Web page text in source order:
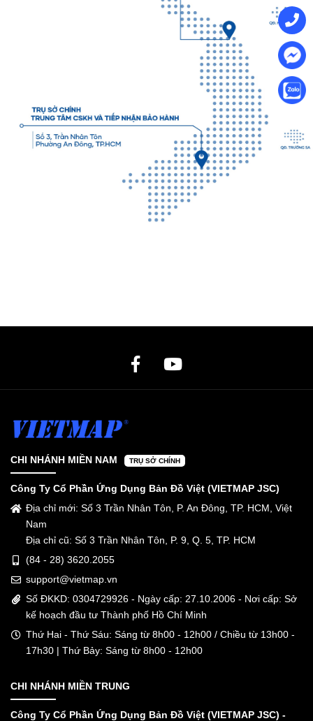
CHI NHÁNH MIỀN NAM TRỤ SỞ CHÍNH
Công Ty Cổ Phần Ứng Dụng Bản Đồ Việt (VIETMAP JSC)
Địa chỉ mới: Số 3 Trần Nhân Tôn, P. An Đông, TP. HCM, Việt
Nam
Địa chỉ cũ: Số 3 Trần Nhân Tôn, P. 9, Q. 5, TP. HCM
(84 - 28) 3620.2055
support@vietmap.vn
Số ĐKKD: 0304729926 - Ngày cấp: 27.10.2006 - Nơi cấp: Sở
kế hoạch đầu tư Thành phố Hồ Chí Minh
Thứ Hai - Thứ Sáu: Sáng từ 8h00 - 12h00 / Chiều từ 13h00 -
17h30 | Thứ Bảy: Sáng từ 8h00 - 12h00
CHI NHÁNH MIỀN TRUNG
Công Ty Cổ Phần Ứng Dụng Bản Đồ Việt (VIETMAP JSC) -